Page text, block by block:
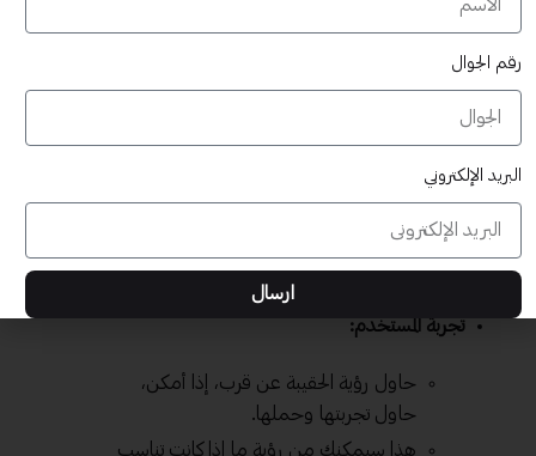
يدك ومنظم.
إليك بعض النصائح لاختيار الحقيبة التدريبية الأفضل لك:
ضع احتياجاتك في الاعتبار:
قبل الشراء، حدد ما الذي تحتاجه بالفعل
واحرص على أن تلبي الحقيبة هذه
الاحتياجات.
تجربة المستخدم:
حاول رؤية الحقيبة عن قرب، إذا أمكن،
حاول تجربتها وحملها.
هذا سيمكنك من رؤية ما إذا كانت تناسب
رقم الجوال
البريد الإلكتروني
ارسال